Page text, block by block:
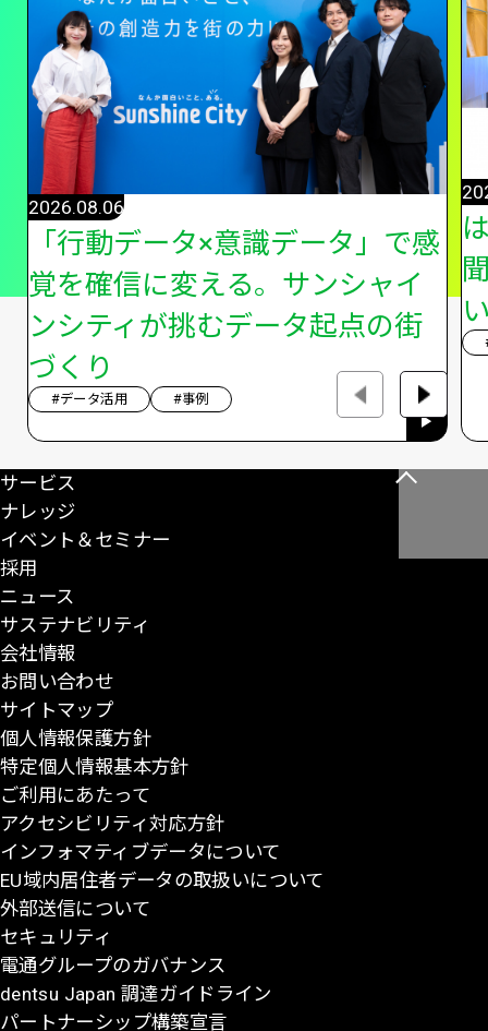
「行動データ×意識データ」で感
覚を確信に変える。サンシャイ
ンシティが挑むデータ起点の街
づくり
2026.08.06
#データ活用 #事例
こ
サービス
ナレッジ
イベント＆セミナー
採用
ニュース
サステナビリティ
会社情報
お問い合わせ
サイトマップ
個人情報保護方針
特定個人情報基本方針
ご利用にあたって
アクセシビリティ対応方針
インフォマティブデータについて
EU域内居住者データの取扱いについて
外部送信について
セキュリティ
電通グループのガバナンス
dentsu Japan 調達ガイドライン
パートナーシップ構築宣言